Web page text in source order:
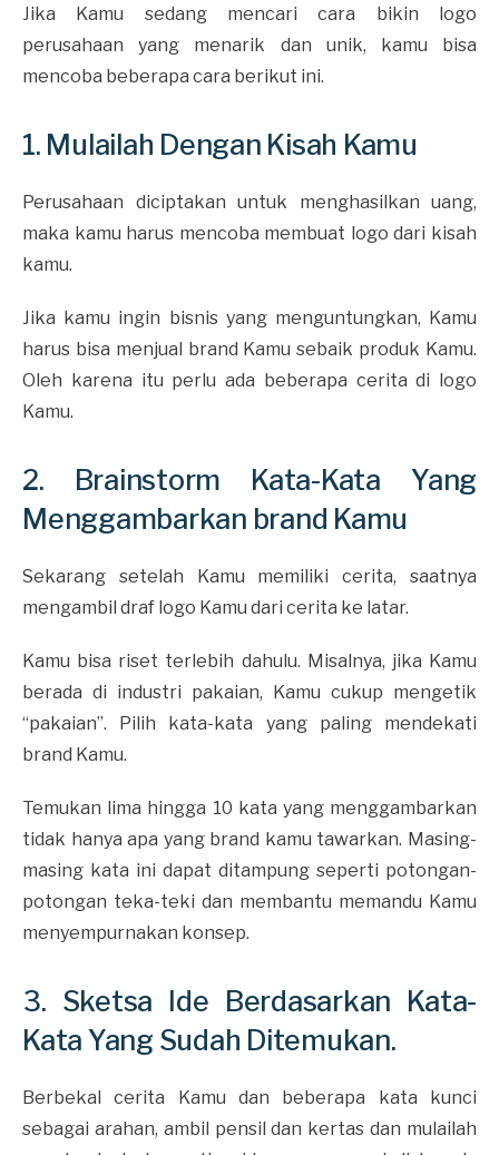
Jika Kamu sedang mencari cara bikin logo
perusahaan yang menarik dan unik, kamu bisa
mencoba beberapa cara berikut ini.
1. Mulailah Dengan Kisah Kamu
Perusahaan diciptakan untuk menghasilkan uang,
maka kamu harus mencoba membuat logo dari kisah
kamu.
Jika kamu ingin bisnis yang menguntungkan, Kamu
harus bisa menjual brand Kamu sebaik produk Kamu.
Oleh karena itu perlu ada beberapa cerita di logo
Kamu.
2. Brainstorm Kata-Kata Yang
Menggambarkan brand Kamu
Sekarang setelah Kamu memiliki cerita, saatnya
mengambil draf logo Kamu dari cerita ke latar.
Kamu bisa riset terlebih dahulu. Misalnya, jika Kamu
berada di industri pakaian, Kamu cukup mengetik
“pakaian”. Pilih kata-kata yang paling mendekati
brand Kamu.
Temukan lima hingga 10 kata yang menggambarkan
tidak hanya apa yang brand kamu tawarkan. Masing-
masing kata ini dapat ditampung seperti potongan-
potongan teka-teki dan membantu memandu Kamu
menyempurnakan konsep.
3. Sketsa Ide Berdasarkan Kata-
Kata Yang Sudah Ditemukan.
Berbekal cerita Kamu dan beberapa kata kunci
sebagai arahan, ambil pensil dan kertas dan mulailah